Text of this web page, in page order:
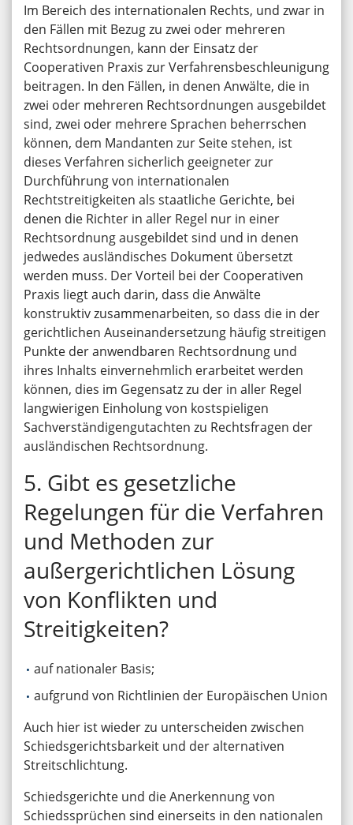
Im Bereich des internationalen Rechts, und zwar in
den Fällen mit Bezug zu zwei oder mehreren
Rechtsordnungen, kann der Einsatz der
Cooperativen Praxis zur Verfahrensbeschleunigung
beitragen. In den Fällen, in denen Anwälte, die in
zwei oder mehreren Rechtsordnungen ausgebildet
sind, zwei oder mehrere Sprachen beherrschen
können, dem Mandanten zur Seite stehen, ist
dieses Verfahren sicherlich geeigneter zur
Durchführung von internationalen
Rechtstreitigkeiten als staatliche Gerichte, bei
denen die Richter in aller Regel nur in einer
Rechtsordnung ausgebildet sind und in denen
jedwedes ausländisches Dokument übersetzt
werden muss. Der Vorteil bei der Cooperativen
Praxis liegt auch darin, dass die Anwälte
konstruktiv zusammenarbeiten, so dass die in der
gerichtlichen Auseinandersetzung häufig streitigen
Punkte der anwendbaren Rechtsordnung und
ihres Inhalts einvernehmlich erarbeitet werden
können, dies im Gegensatz zu der in aller Regel
langwierigen Einholung von kostspieligen
Sachverständigengutachten zu Rechtsfragen der
ausländischen Rechtsordnung.
5. Gibt es gesetzliche
Regelungen für die Verfahren
und Methoden zur
außergerichtlichen Lösung
von Konflikten und
Streitigkeiten?
auf nationaler Basis;
aufgrund von Richtlinien der Europäischen Union
Auch hier ist wieder zu unterscheiden zwischen
Schiedsgerichtsbarkeit und der alternativen
Streitschlichtung.
Schiedsgerichte und die Anerkennung von
Schiedssprüchen sind einerseits in den nationalen